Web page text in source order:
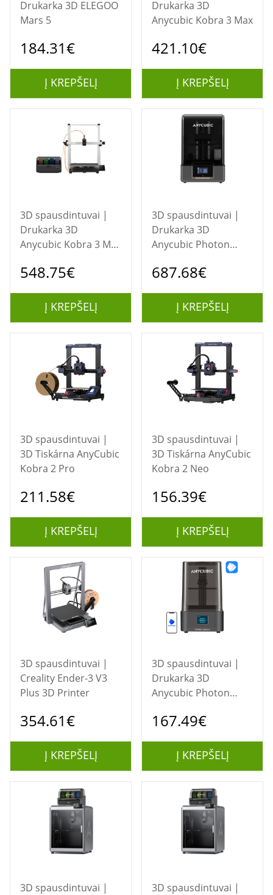
Drukarka 3D ELEGOO
Mars 5
184.31€
Į KREPŠELĮ
Drukarka 3D
Anycubic Kobra 3 Max
421.10€
Į KREPŠELĮ
3D spausdintuvai |
Drukarka 3D
Anycubic Kobra 3 Max
548.75€
Į KREPŠELĮ
3D spausdintuvai |
Drukarka 3D
Anycubic Photon
687.68€
Į KREPŠELĮ
3D spausdintuvai |
3D Tiskárna AnyCubic
Kobra 2 Pro
211.58€
Į KREPŠELĮ
3D spausdintuvai |
3D Tiskárna AnyCubic
Kobra 2 Neo
156.39€
Į KREPŠELĮ
3D spausdintuvai |
Creality Ender-3 V3
Plus 3D Printer
354.61€
Į KREPŠELĮ
3D spausdintuvai |
Drukarka 3D
Anycubic Photon
167.49€
Į KREPŠELĮ
3D spausdintuvai |
3D spausdintuvai |